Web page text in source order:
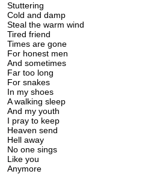
Stuttering
Cold and damp
Steal the warm wind
Tired friend
Times are gone
For honest men
And sometimes
Far too long
For snakes
In my shoes
A walking sleep
And my youth
I pray to keep
Heaven send
Hell away
No one sings
Like you
Anymore